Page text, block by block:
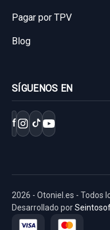
Pagar por TPV
Blog
SÍGUENOS EN
f
2026 - Otoniel.es - Todos
Desarrollado por